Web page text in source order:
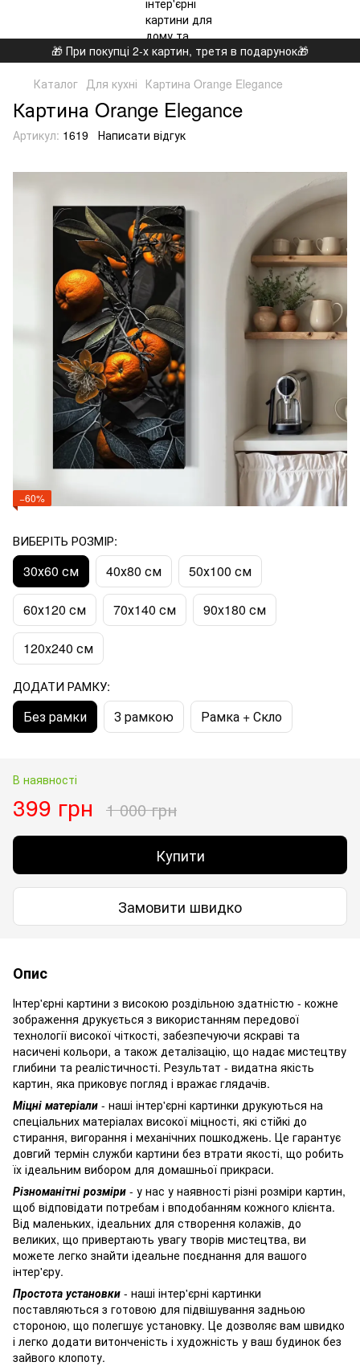
🎁 При покупці 2-х картин, третя в подарунок🎁
Каталог Для кухні Картина Orange Elegance
Картина Orange Elegance
Артикул: 1619 Написати відгук
−60%
ВИБЕРІТЬ РОЗМІР:
30х60 см 40х80 см 50х100 см
60х120 см 70х140 см 90x180 см
120x240 см
ДОДАТИ РАМКУ:
Без рамки З рамкою Рамка + Скло
В наявності
399 грн 1 000 грн
Купити
Замовити швидко
Опис
Інтер'єрні картини з високою роздільною здатністю - кожне
зображення друкується з використанням передової
технології високої чіткості, забезпечуючи яскраві та
насичені кольори, а також деталізацію, що надає мистецтву
глибини та реалістичності. Результат - видатна якість
картин, яка приковує погляд і вражає глядачів.
Міцні матеріали - наші інтер'єрні картинки друкуються на
спеціальних матеріалах високої міцності, які стійкі до
стирання, вигорання і механічних пошкоджень. Це гарантує
довгий термін служби картини без втрати якості, що робить
їх ідеальним вибором для домашньої прикраси.
Різноманітні розміри - у нас у наявності різні розміри картин,
щоб відповідати потребам і вподобанням кожного клієнта.
Від маленьких, ідеальних для створення колажів, до
великих, що привертають увагу творів мистецтва, ви
можете легко знайти ідеальне поєднання для вашого
інтер'єру.
Простота установки - наші інтер'єрні картинки
поставляються з готовою для підвішування задньою
стороною, що полегшує установку. Це дозволяє вам швидко
і легко додати витонченість і художність у ваш будинок без
зайвого клопоту.